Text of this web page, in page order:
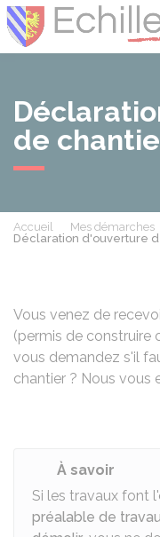
de
Accueil Mes démarches
Déclaration d'ouverture
Vous venez de
(permis de construire
vous demandez s'il
chantier ? Nous vous
À savoir
Si les travaux font
préalable de